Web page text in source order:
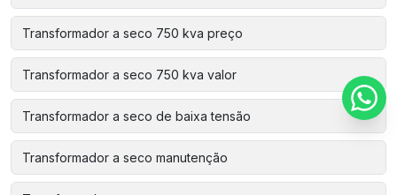
Transformador a seco 750 kva preço
Transformador a seco 750 kva valor
Transformador a seco de baixa tensão
Transformador a seco manutenção